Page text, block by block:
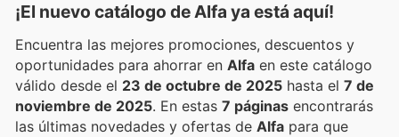
¡El nuevo catálogo deAlfa ya está aquí!
Encuentra las mejores promociones, descuentos y
oportunidades para ahorrar en Alfa en este catálogo
válido desde el 23 de octubre de 2025 hasta el 7 de
noviembre de 2025 . En estas 7 páginas encontrarás
las últimas novedades y ofertas de Alfa para que